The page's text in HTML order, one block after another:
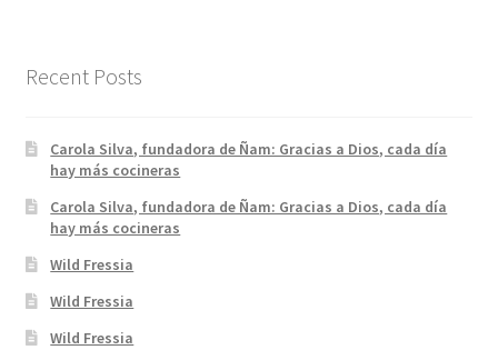
Recent Posts
Carola Silva, fundadora de Ñam: Gracias a Dios, cada día
hay más cocineras
Carola Silva, fundadora de Ñam: Gracias a Dios, cada día
hay más cocineras
Wild Fressia
Wild Fressia
Wild Fressia